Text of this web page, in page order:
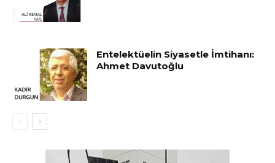
Entelektüelin Siyasetle İmtihanı:
Ahmet Davutoğlu